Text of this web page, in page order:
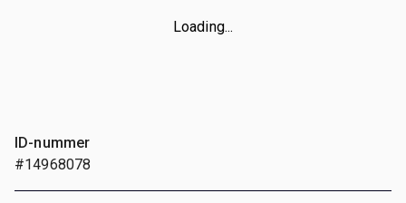
Loading...
ID-nummer
#14968078